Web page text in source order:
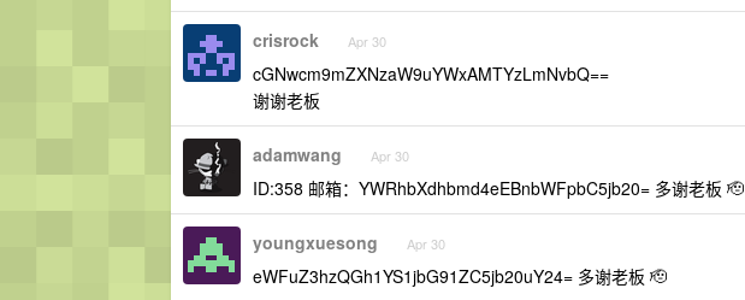
crisrock Apr 30
cGNwcm9mZXNzaW9uYWxAMTYzLmNvbQ==
谢谢老板
adamwang Apr 30
ID:358 邮箱：YWRhbXdhbmd4eEBnbWFpbC5jb20= 多谢老板 🫡
youngxuesong Apr 30
eWFuZ3hzQGh1YS1jbG91ZC5jb20uY24= 多谢老板 🫡